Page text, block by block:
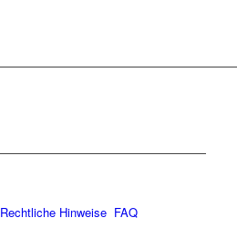
Rechtliche Hinweise FAQ